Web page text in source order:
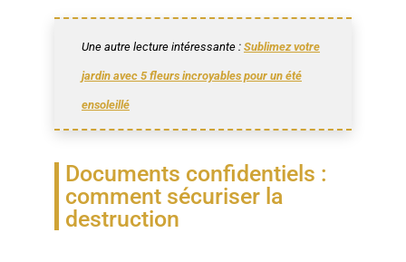
Une autre lecture intéressante : Sublimez votre
jardin avec 5 fleurs incroyables pour un été
ensoleillé
Documents confidentiels :
comment sécuriser la
destruction